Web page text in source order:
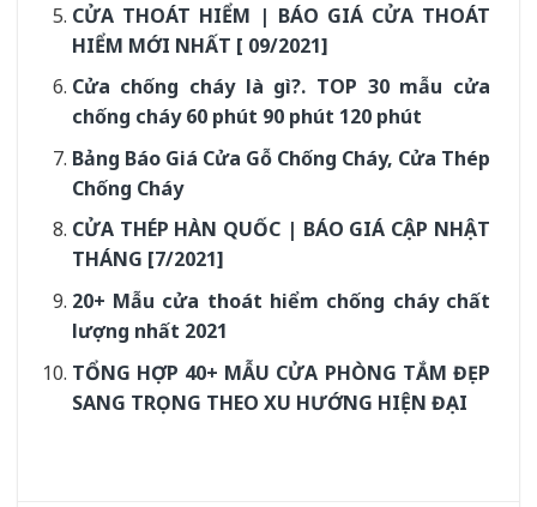
CỬA THOÁT HIỂM | BÁO GIÁ CỬA THOÁT
HIỂM MỚI NHẤT [ 09/2021]
Cửa chống cháy là gì?. TOP 30 mẫu cửa
chống cháy 60 phút 90 phút 120 phút
Bảng Báo Giá Cửa Gỗ Chống Cháy, Cửa Thép
Chống Cháy
CỬA THÉP HÀN QUỐC | BÁO GIÁ CẬP NHẬT
THÁNG [7/2021]
20+ Mẫu cửa thoát hiểm chống cháy chất
lượng nhất 2021
TỔNG HỢP 40+ MẪU CỬA PHÒNG TẮM ĐẸP
SANG TRỌNG THEO XU HƯỚNG HIỆN ĐẠI